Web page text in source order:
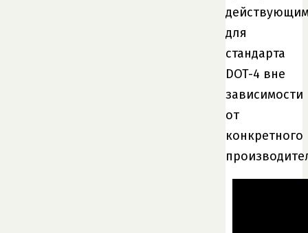
для
стандарта
DOT-4 вне
зависимости
от
конкретного